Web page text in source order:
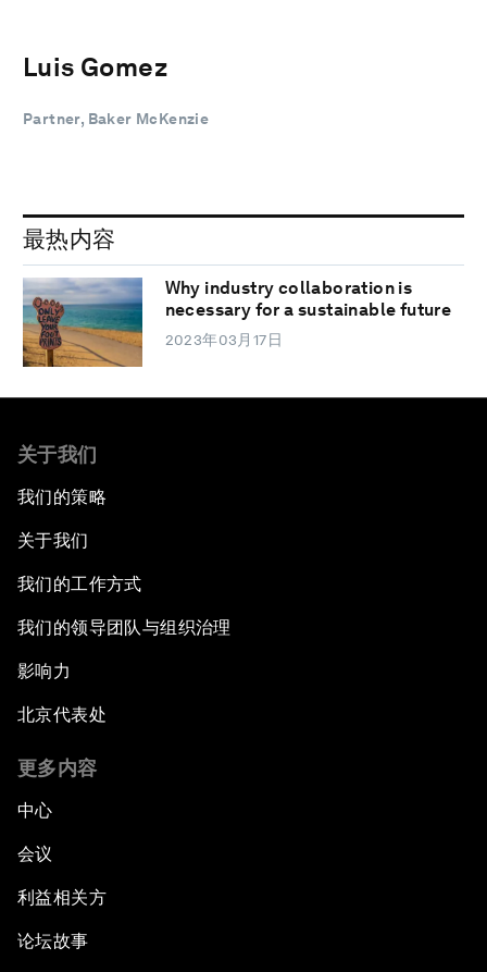
Luis Gomez
Partner, Baker McKenzie
最热内容
Why industry collaboration is
necessary for a sustainable future
2023年03月17日
关于我们
我们的策略
关于我们
我们的工作方式
我们的领导团队与组织治理
影响力
北京代表处
更多内容
中心
会议
利益相关方
论坛故事